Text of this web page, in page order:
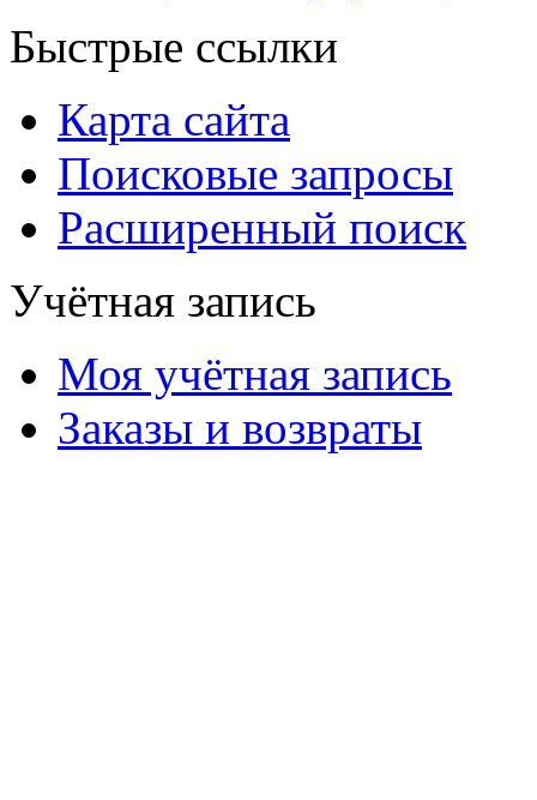
Быстрые ссылки
Карта сайта
Поисковые запросы
Расширенный поиск
Учётная запись
Моя учётная запись
Заказы и возвраты